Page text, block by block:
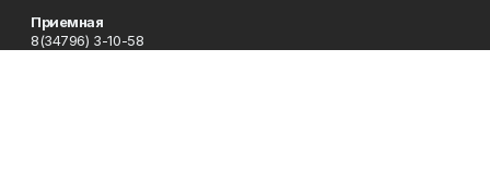
Приемная
8(34796) 3-10-58